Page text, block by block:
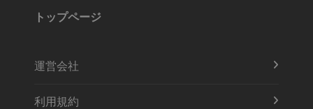
トップページ
運営会社
利用規約